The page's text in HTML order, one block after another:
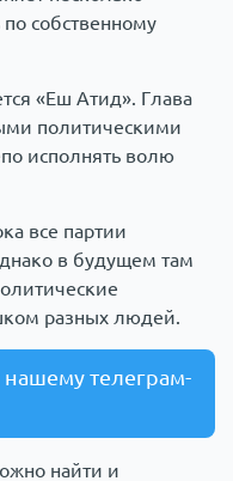
собственному
«Еш Атид». Глава
политическими
исполнять волю
все партии
в будущем там
разных людей.
телеграм-
найти и